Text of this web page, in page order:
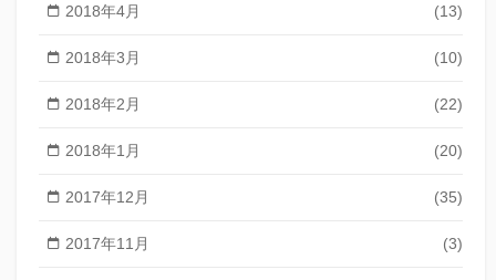
2018年4月 (13)
2018年3月 (10)
2018年2月 (22)
2018年1月 (20)
2017年12月 (35)
2017年11月 (3)